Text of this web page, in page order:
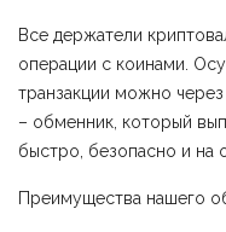
Все держатели
операции с коинами.
транзакции можно
– обменник, который
быстро, безопасно и на
Преимущества нашего